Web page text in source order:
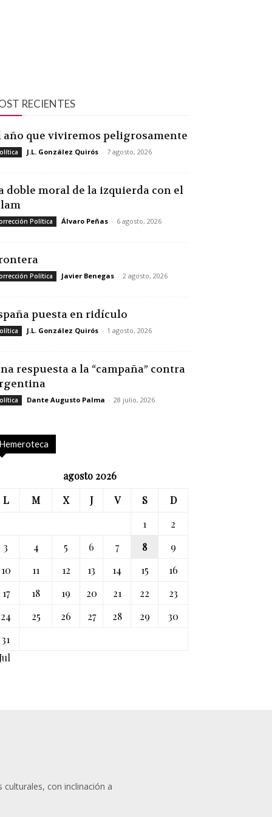
RECIENTES
año que viviremos peligrosamente
J.L. González Quirós - 7 agosto, 2026
doble moral de la izquierda con el
Política Álvaro Peñas - 6 agosto, 2026
Política Javier Benegas - 2 agosto, 2026
puesta en ridículo
J.L. González Quirós - 1 agosto, 2026
respuesta a la “campaña” contra
Dante Augusto Palma - 28 julio, 2026
Hemeroteca
agosto 2026
L
M X J V S
D
1
2
3
4 5 6 7 8
9
10
11 12 13 14 15
16
17
18 19 20 21 22
23
24
25 26 27 28 29
30
31
con inclinación a